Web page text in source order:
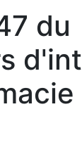
du